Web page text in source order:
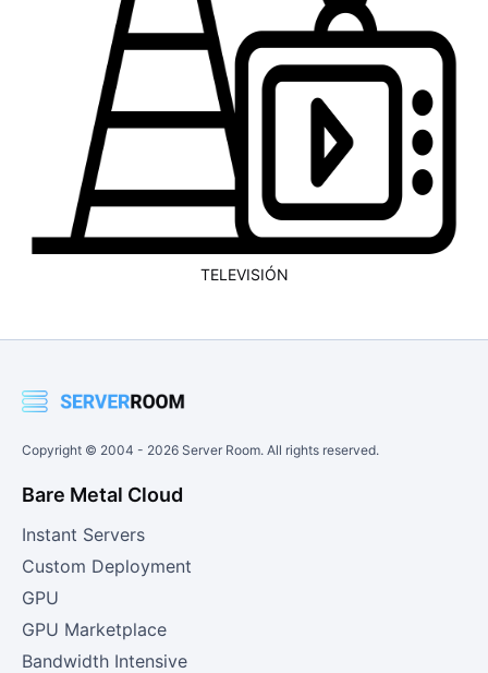
TELEVISIÓN
Copyright © 2004 - 2026 Server Room. All rights reserved.
Bare Metal Cloud
Instant Servers
Custom Deployment
GPU
GPU Marketplace
Bandwidth Intensive